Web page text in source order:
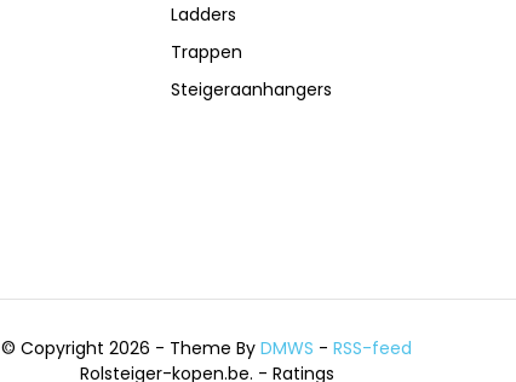
Ladders
Trappen
Steigeraanhangers
© Copyright 2026 - Theme ByDMWS -RSS-feed
Rolsteiger-kopen.be. - Ratings